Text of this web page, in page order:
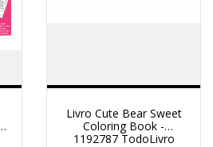
Livro Cute Bear Sweet
Coloring Book -
1192787 TodoLivro